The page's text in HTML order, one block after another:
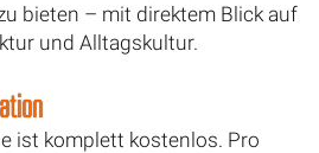
bieten – mit direktem Blick auf
und Alltagskultur.
ist komplett kostenlos. Pro